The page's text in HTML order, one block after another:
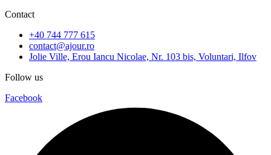
Contact
+40 744 777 615
contact@ajour.ro
Jolie Ville, Erou Iancu Nicolae, Nr. 103 bis, Voluntari, Ilfov
Follow us
Facebook